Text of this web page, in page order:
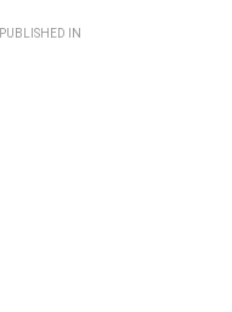
PUBLISHED IN